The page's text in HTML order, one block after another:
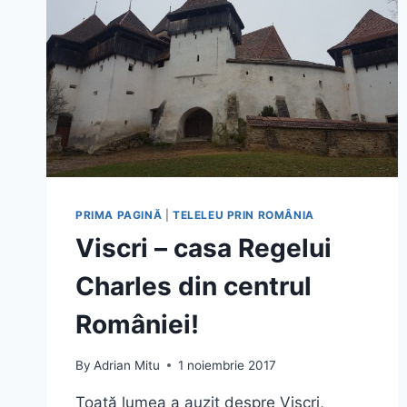
PRIMA PAGINĂ TELELEU PRIN ROMÂNIA
Viscri – casa Regelui
Charles din centrul
României!
By Adrian Mitu 1 noiembrie 2017
Toată lumea a auzit despre Viscri,